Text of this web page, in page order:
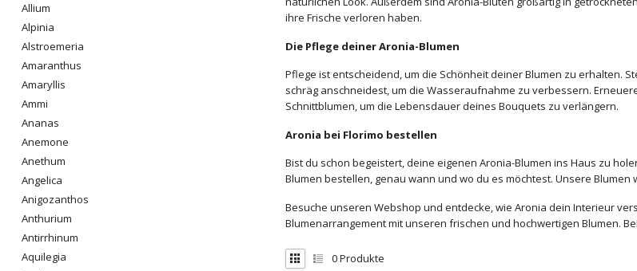
Allium
Alpinia
Alstroemeria
Amaranthus
Amaryllis
Ammi
Ananas
Anemone
Anethum
Angelica
Anigozanthos
Anthurium
Antirrhinum
Aquilegia
ihre Frische verloren haben.
Die Pflege deiner Aronia-Blumen
Pflege ist entscheidend, um die Schönheit deiner Blumen zu erhalten.
schräg anschneidest, um die Wasseraufnahme zu verbessern.
Schnittblumen, um die Lebensdauer deines Bouquets zu verlängern.
Aronia bei Florimo bestellen
Bist du schon begeistert, deine eigenen Aronia-Blumen ins Haus zu
Blumen bestellen, genau wann und wo du es möchtest. Unsere
Besuche unseren Webshop und entdecke, wie Aronia dein Interieur
Blumenarrangement mit unseren frischen und hochwertigen Blumen.
0Produkte